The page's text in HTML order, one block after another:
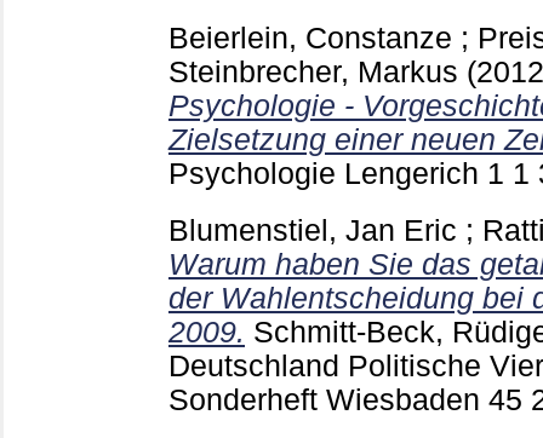
Beierlein, Constanze ;
Steinbrecher, Markus
Psychologie -
Zielsetzung einer neuen
Psychologie Lengerich 1 1
Blumenstiel, Jan Eric ;
Warum haben Sie das
der Wahlentscheidung bei
2009. Schmitt-Beck,
Deutschland Politische
Sonderheft Wiesbaden 45